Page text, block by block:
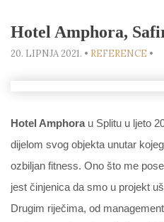
Hotel Amphora,
20. LIPNJA 2021. • REFERENCE •
Hotel Amphorau Splitu u ljeto
dijelom svog objekta unutar
ozbiljan fitness. Ono što me
jest činjenica da smo u projekt
Drugim riječima, od